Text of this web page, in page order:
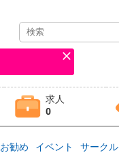
求人
0
お勧め イベント サークル